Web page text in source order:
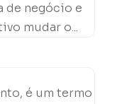
de negócio e
mudar o...
é um termo